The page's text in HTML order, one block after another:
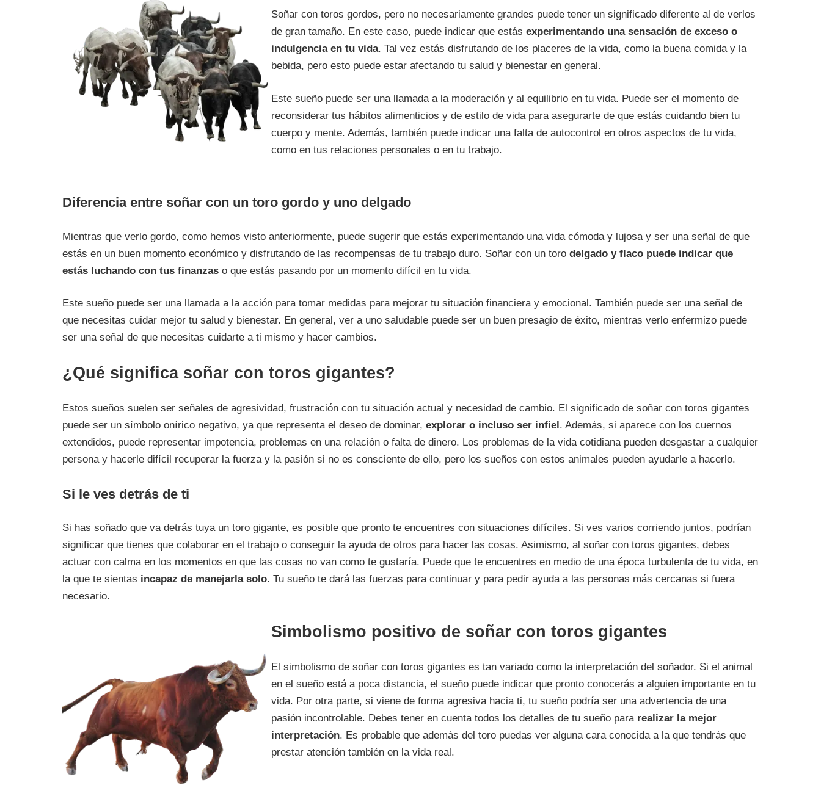
Soñar con toros gordos, pero no necesariamente grandes puede tener un significado diferente al de verlos
de gran tamaño. En este caso, puede indicar que estás experimentando una sensación de exceso o
indulgencia en tu vida. Tal vez estás disfrutando de los placeres de la vida, como la buena comida y la
bebida, pero esto puede estar afectando tu salud y bienestar en general.
Este sueño puede ser una llamada a la moderación y al equilibrio en tu vida. Puede ser el momento de
reconsiderar tus hábitos alimenticios y de estilo de vida para asegurarte de que estás cuidando bien tu
cuerpo y mente. Además, también puede indicar una falta de autocontrol en otros aspectos de tu vida,
como en tus relaciones personales o en tu trabajo.
Diferencia entre soñar con un toro gordo y uno delgado
Mientras que verlo gordo, como hemos visto anteriormente, puede sugerir que estás experimentando una vida cómoda y lujosa y ser una señal de que
estás en un buen momento económico y disfrutando de las recompensas de tu trabajo duro. Soñar con un toro delgado y flaco puede indicar que
estás luchando con tus finanzas o que estás pasando por un momento difícil en tu vida.
Este sueño puede ser una llamada a la acción para tomar medidas para mejorar tu situación financiera y emocional. También puede ser una señal de
que necesitas cuidar mejor tu salud y bienestar. En general, ver a uno saludable puede ser un buen presagio de éxito, mientras verlo enfermizo puede
ser una señal de que necesitas cuidarte a ti mismo y hacer cambios.
¿Qué significa soñar con toros gigantes?
Estos sueños suelen ser señales de agresividad, frustración con tu situación actual y necesidad de cambio. El significado de soñar con toros gigantes
puede ser un símbolo onírico negativo, ya que representa el deseo de dominar, explorar o incluso ser infiel . Además, si aparece con los cuernos
extendidos, puede representar impotencia, problemas en una relación o falta de dinero. Los problemas de la vida cotidiana pueden desgastar a cualquier
persona y hacerle difícil recuperar la fuerza y la pasión si no es consciente de ello, pero los sueños con estos animales pueden ayudarle a hacerlo.
Si le ves detrás de ti
Si has soñado que va detrás tuya un toro gigante, es posible que pronto te encuentres con situaciones difíciles. Si ves varios corriendo juntos, podrían
significar que tienes que colaborar en el trabajo o conseguir la ayuda de otros para hacer las cosas. Asimismo, al soñar con toros gigantes, debes
actuar con calma en los momentos en que las cosas no van como te gustaría. Puede que te encuentres en medio de una época turbulenta de tu vida, en
la que te sientas incapaz de manejarla solo. Tu sueño te dará las fuerzas para continuar y para pedir ayuda a las personas más cercanas si fuera
necesario.
Simbolismo positivo de soñar con toros gigantes
El simbolismo de soñar con toros gigantes es tan variado como la interpretación del soñador. Si el animal
en el sueño está a poca distancia, el sueño puede indicar que pronto conocerás a alguien importante en tu
vida. Por otra parte, si viene de forma agresiva hacia ti, tu sueño podría ser una advertencia de una
pasión incontrolable. Debes tener en cuenta todos los detalles de tu sueño para realizar la mejor
interpretación. Es probable que además del toro puedas ver alguna cara conocida a la que tendrás que
prestar atención también en la vida real.